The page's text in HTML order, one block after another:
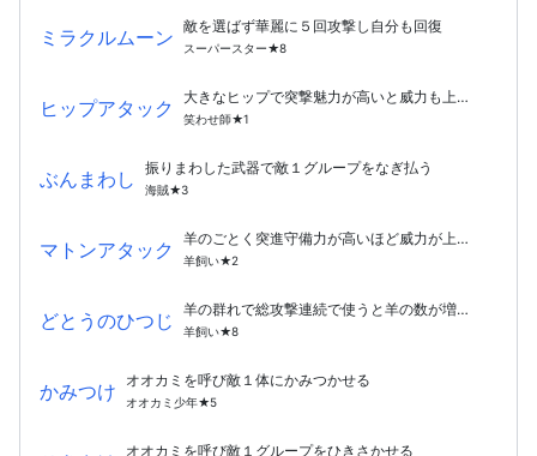
ミラクルムーン 敵を選ばず華麗に５回攻撃し自分も回復
スーパースター★8
ヒップアタック 大きなヒップで突撃魅力が高いと威力も上がる
笑わせ師★1
ぶんまわし 振りまわした武器で敵１グループをなぎ払う
海賊★3
マトンアタック 羊のごとく突進守備力が高いほど威力が上がる
羊飼い★2
どとうのひつじ 羊の群れで総攻撃連続で使うと羊の数が増えていく
羊飼い★8
かみつけ オオカミを呼び敵１体にかみつかせる
オオカミ少年★5
オオカミを呼び敵１グループをひきさかせる